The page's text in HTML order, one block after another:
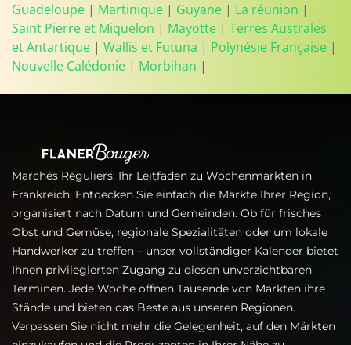
Guadeloupe | Martinique | Guyane | La réunion |
Saint Pierre et Miquelon | Mayotte | Terres Australes
et Antartique | Wallis et Futuna | Polynésie Française |
Nouvelle Calédonie | Morbihan |
Marchés Réguliers: Ihr Leitfaden zu Wochenmärkten in
Frankreich. Entdecken Sie einfach die Märkte Ihrer Region,
organisiert nach Datum und Gemeinden. Ob für frisches
Obst und Gemüse, regionale Spezialitäten oder um lokale
Handwerker zu treffen – unser vollständiger Kalender bietet
Ihnen privilegierten Zugang zu diesen unverzichtbaren
Terminen. Jede Woche öffnen Tausende von Märkten ihre
Stände und bieten das Beste aus unseren Regionen.
Verpassen Sie nicht mehr die Gelegenheit, auf den Märkten